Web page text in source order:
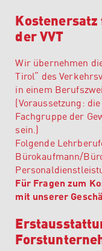
der VVT
Wir übernehmen
Tirol“ des
in einem
(Voraussetzung:
Fachgruppe der
sein.)
Folgende
Bürokaufmann/
Für Fragen zum
mit unserer